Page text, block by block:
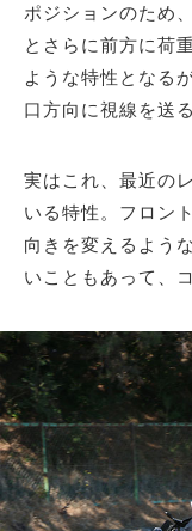
ポジションのため
とさらに前方に荷
ような特性となる
口方向に視線を送
実はこれ、最近の
いる特性。フロン
向きを変えるよう
いこともあって、